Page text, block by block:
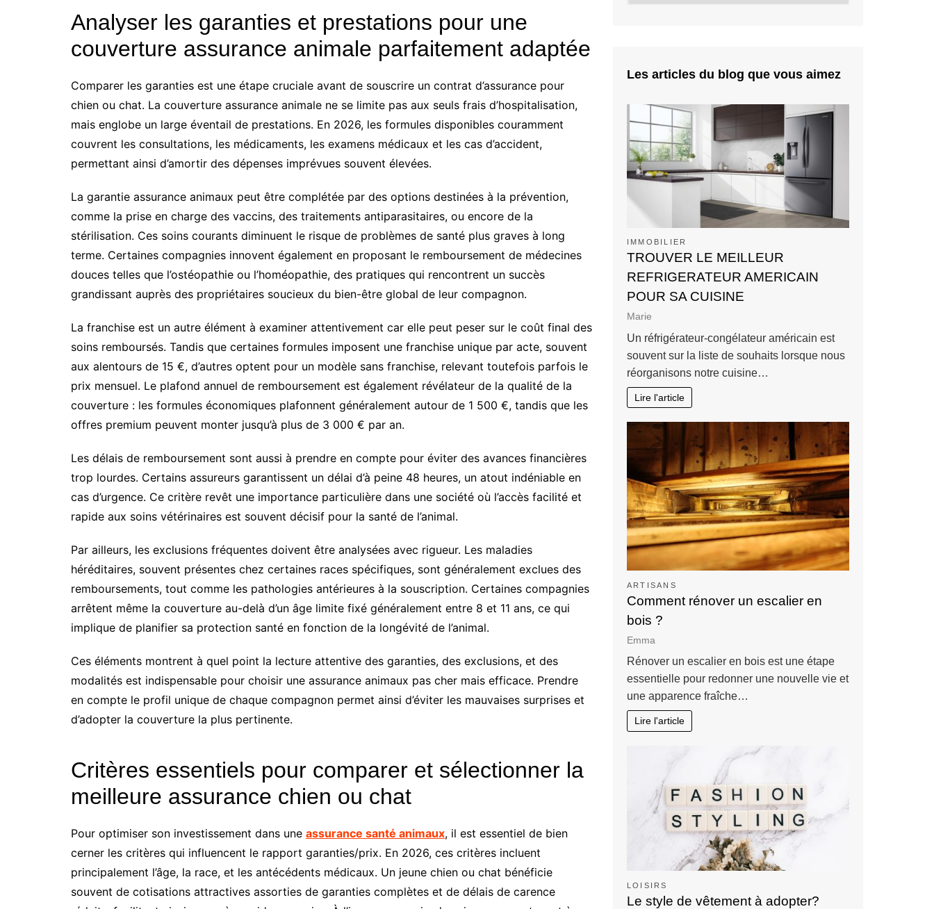
Analyser les garanties et prestations pour une
couverture assurance animale parfaitement adaptée
Comparer les garanties est une étape cruciale avant de souscrire un contrat d’assurance pour
chien ou chat. La couverture assurance animale ne se limite pas aux seuls frais d’hospitalisation,
mais englobe un large éventail de prestations. En 2026, les formules disponibles couramment
couvrent les consultations, les médicaments, les examens médicaux et les cas d’accident,
permettant ainsi d’amortir des dépenses imprévues souvent élevées.
La garantie assurance animaux peut être complétée par des options destinées à la prévention,
comme la prise en charge des vaccins, des traitements antiparasitaires, ou encore de la
stérilisation. Ces soins courants diminuent le risque de problèmes de santé plus graves à long
terme. Certaines compagnies innovent également en proposant le remboursement de médecines
douces telles que l’ostéopathie ou l’homéopathie, des pratiques qui rencontrent un succès
grandissant auprès des propriétaires soucieux du bien-être global de leur compagnon.
La franchise est un autre élément à examiner attentivement car elle peut peser sur le coût final des
soins remboursés. Tandis que certaines formules imposent une franchise unique par acte, souvent
aux alentours de 15 €, d’autres optent pour un modèle sans franchise, relevant toutefois parfois le
prix mensuel. Le plafond annuel de remboursement est également révélateur de la qualité de la
couverture : les formules économiques plafonnent généralement autour de 1 500 €, tandis que les
offres premium peuvent monter jusqu’à plus de 3 000 € par an.
Les délais de remboursement sont aussi à prendre en compte pour éviter des avances financières
trop lourdes. Certains assureurs garantissent un délai d’à peine 48 heures, un atout indéniable en
cas d’urgence. Ce critère revêt une importance particulière dans une société où l’accès facilité et
rapide aux soins vétérinaires est souvent décisif pour la santé de l’animal.
Par ailleurs, les exclusions fréquentes doivent être analysées avec rigueur. Les maladies
héréditaires, souvent présentes chez certaines races spécifiques, sont généralement exclues des
remboursements, tout comme les pathologies antérieures à la souscription. Certaines compagnies
arrêtent même la couverture au-delà d’un âge limite fixé généralement entre 8 et 11 ans, ce qui
implique de planifier sa protection santé en fonction de la longévité de l’animal.
Ces éléments montrent à quel point la lecture attentive des garanties, des exclusions, et des
modalités est indispensable pour choisir une assurance animaux pas cher mais efficace. Prendre
en compte le profil unique de chaque compagnon permet ainsi d’éviter les mauvaises surprises et
d’adopter la couverture la plus pertinente.
Critères essentiels pour comparer et sélectionner la
meilleure assurance chien ou chat
Pour optimiser son investissement dans une assurance santé animaux, il est essentiel de bien
cerner les critères qui influencent le rapport garanties/prix. En 2026, ces critères incluent
principalement l’âge, la race, et les antécédents médicaux. Un jeune chien ou chat bénéficie
souvent de cotisations attractives assorties de garanties complètes et de délais de carence
Les articles du blog que vous aimez
IMMOBILIER
TROUVER LE MEILLEUR
REFRIGERATEUR AMERICAIN
POUR SA CUISINE
Marie
Un réfrigérateur-congélateur américain est
souvent sur la liste de souhaits lorsque nous
réorganisons notre cuisine…
Lire l'article
ARTISANS
Comment rénover un escalier en
bois ?
Emma
Rénover un escalier en bois est une étape
essentielle pour redonner une nouvelle vie et
une apparence fraîche…
Lire l'article
LOISIRS
Le style de vêtement à adopter?